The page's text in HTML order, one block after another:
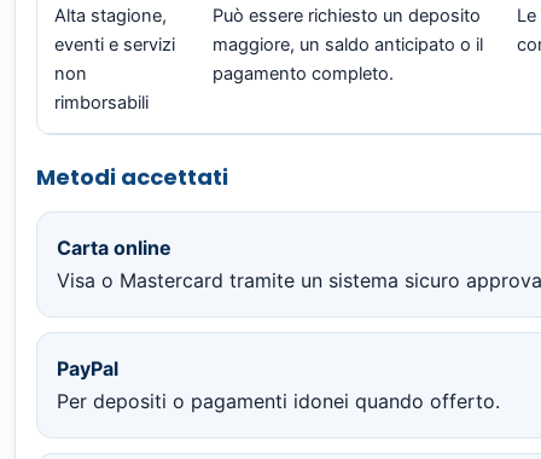
Alta stagione,
eventi e servizi
non
rimborsabili
Può essere richiesto un deposito
maggiore, un saldo anticipato o il
pagamento completo.
Metodi accettati
Carta online
Visa o Mastercard tramite un sistema sicuro
PayPal
Per depositi o pagamenti idonei quando offerto.